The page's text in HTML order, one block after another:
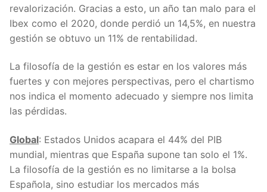
revalorización. Gracias a esto, un año tan malo para el
Ibex como el 2020, donde perdió un 14,5%, en nuestra
gestión se obtuvo un 11% de rentabilidad.
La filosofía de la gestión es estar en los valores más
fuertes y con mejores perspectivas, pero el chartismo
nos indica el momento adecuado y siempre nos limita
las pérdidas.
Global: Estados Unidos acapara el 44% del PIB
mundial, mientras que España supone tan solo el 1%.
La filosofía de la gestión es no limitarse a la bolsa
Española, sino estudiar los mercados más